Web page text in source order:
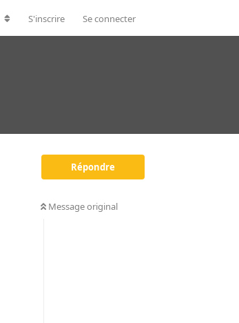
S'inscrire Se connecter
Répondre
Message original